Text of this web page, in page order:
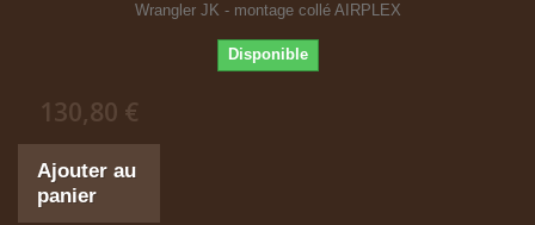
Wrangler JK - montage collé AIRPLEX
Disponible
130,80 €
Ajouter au
panier